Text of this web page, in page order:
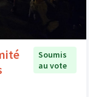
Soumis
au vote